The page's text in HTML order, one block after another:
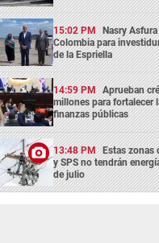
15:02 PM Nasry
Colombia para
de la Espriella
14:59 PM Aprueban
millones para fortalecer
finanzas públicas
13:48 PM Estas zonas
y SPS no tendrán
de julio